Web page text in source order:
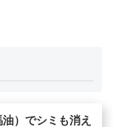
）でシミも消え